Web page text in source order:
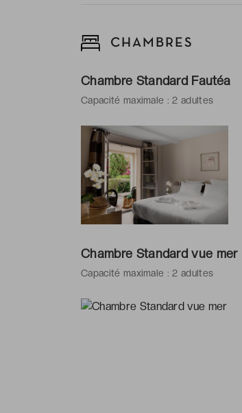
CHAMBRES
Chambre Standard Fautéa
Capacité maximale : 2 adultes
Chambre Standard vue mer
Capacité maximale : 2 adultes